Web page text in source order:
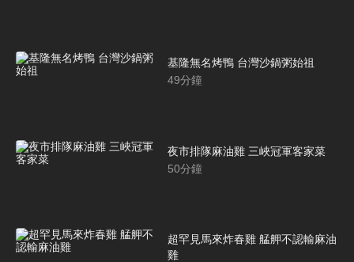
基隆無名烤鴨 台灣沙鍋粥始祖
49分鐘
夜市排隊麻油雞 三峽冠軍客家菜
50分鐘
超罕見馬來炸春雞 艋舺不認輸麻油
雞